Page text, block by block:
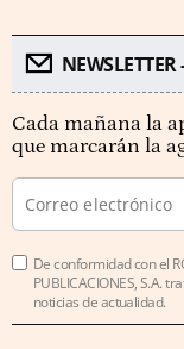
Cada mañana la
que marcarán la
De conformidad con el
PUBLICACIONES, S.A.
noticias de actualidad.